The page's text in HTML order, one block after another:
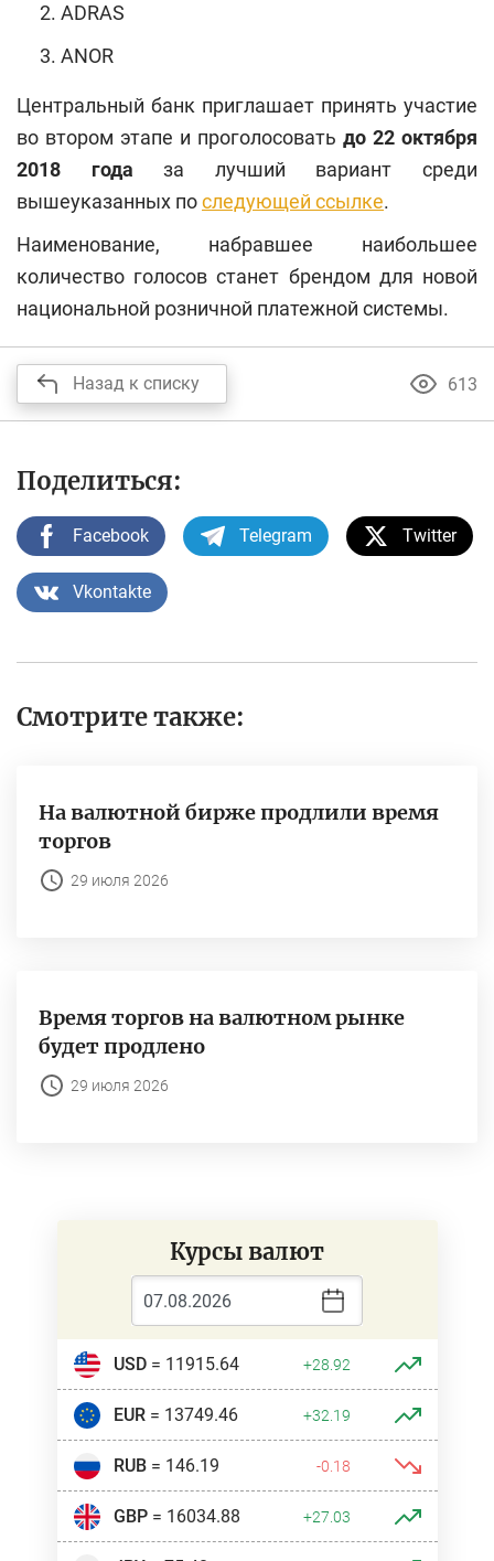
ADRAS
ANOR
Центральный банк приглашает принять участие
во втором этапе и проголосовать до 22 октября
2018 года за лучший вариант среди
вышеуказанных последующей ссылке.
Наименование, набравшее наибольшее
количество голосов станет брендом для новой
национальной розничной платежной системы.
Назад к списку 613
Поделиться:
Facebook Telegram Twitter
Vkontakte
Смотрите также:
На валютной бирже продлили время
торгов
29 июля 2026
Время торгов на валютном рынке
будет продлено
29 июля 2026
Курсы валют
USD= 11915.64 +28.92
EUR= 13749.46 +32.19
RUB= 146.19 -0.18
GBP= 16034.88 +27.03